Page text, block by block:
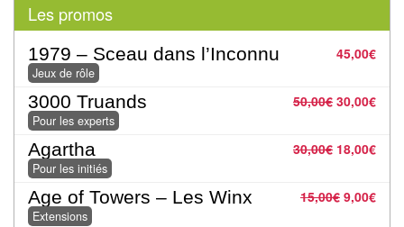
Pour
les
initiés
Pour
les
experts
En
solitaire
Les promos
45,00€
1979 – Sceau dans l’Inconnu
Jeux de rôle
50,00€ 30,00€
3000 Truands
Pour les experts
30,00€ 18,00€
Agartha
Pour les initiés
15,00€ 9,00€
Age of Towers – Les Winx
Extensions